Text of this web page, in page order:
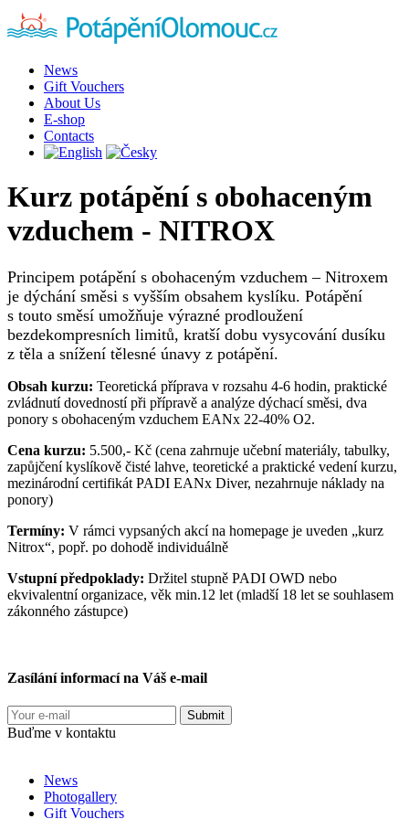
News
Gift Vouchers
About Us
E-shop
Contacts
Kurz potápění s obohaceným
vzduchem - NITROX
Principem potápění s obohaceným vzduchem – Nitroxem
je dýchání směsi s vyšším obsahem kyslíku. Potápění
s touto směsí umožňuje výrazné prodloužení
bezdekompresních limitů, kratší dobu vysycování dusíku
z těla a snížení tělesné únavy z potápění.
Obsah kurzu: Teoretická příprava v rozsahu 4-6 hodin, praktické
zvládnutí dovedností při přípravě a analýze dýchací směsi, dva
ponory s obohaceným vzduchem EANx 22-40% O2.
Cena kurzu: 5.500,- Kč (cena zahrnuje učební materiály, tabulky,
zapůjčení kyslíkově čisté lahve, teoretické a praktické vedení kurzu,
mezinárodní certifikát PADI EANx Diver, nezahrnuje náklady na
ponory)
Termíny: V rámci vypsaných akcí na homepage je uveden „kurz
Nitrox“, popř. po dohodě individuálně
Vstupní předpoklady: Držitel stupně PADI OWD nebo
ekvivalentní organizace, věk min.12 let (mladší 18 let se souhlasem
zákonného zástupce)
Zasílání informací na Váš e-mail
Buďme v kontaktu
News
Photogallery
Gift Vouchers